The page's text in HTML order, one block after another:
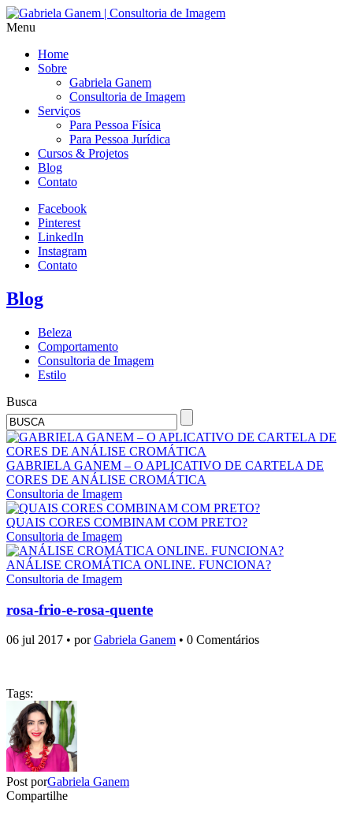
Menu
Home
Sobre
Gabriela Ganem
Consultoria de Imagem
Serviços
Para Pessoa Física
Para Pessoa Jurídica
Cursos & Projetos
Blog
Contato
Facebook
Pinterest
LinkedIn
Instagram
Contato
Blog
Beleza
Comportamento
Consultoria de Imagem
Estilo
Busca
GABRIELA GANEM – O APLICATIVO DE CARTELA DE
CORES DE ANÁLISE CROMÁTICA
Consultoria de Imagem
QUAIS CORES COMBINAM COM PRETO?
Consultoria de Imagem
ANÁLISE CROMÁTICA ONLINE. FUNCIONA?
Consultoria de Imagem
rosa-frio-e-rosa-quente
06 jul 2017 • porGabriela Ganem • 0 Comentários
Tags:
Post porGabriela Ganem
Compartilhe